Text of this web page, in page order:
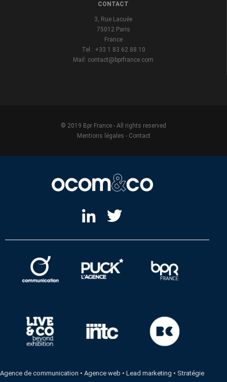
CONTACT
3, Rue Lacuée
75012 Paris
France
Tel : +33 1 83 62 88 10
Mail: contact@bprfrance.com
© 2019 Bpr France - All rights reserved
Mentions légales - Contact
Agence de communication •Agence web •Lead marketing • Stratégie